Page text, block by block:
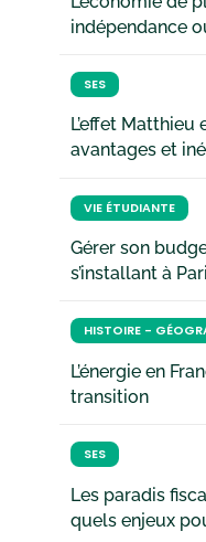
indépendance
SES
L’effet
avantages et
VIE ÉTUDIANTE
Gérer son
s’installant à
HISTOIRE -
L’énergie en
transition
SES
Les paradis
quels enjeux